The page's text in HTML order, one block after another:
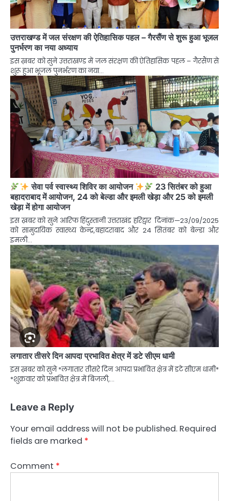
उत्तराखण्ड में जल संरक्षण की ऐतिहासिक पहल – गैरसैंण से शुरू हुआ भूजल
पुनर्भरण का नया अध्याय
इस ख़बर को सुने उत्तराखण्ड में जल संरक्षण की ऐतिहासिक पहल – गैरसैंण से
शुरू हुआ भूजल पुनर्भरण का नया…
सेवा पर्व स्वास्थ्य शिविर का आयोजन
23 सितंबर को हुआ
बहादराबाद में आयोजन, 24 को बेल्डा और इमली खेड़ा और 25 को इमली
खेड़ा में होगा आयोजन
इस ख़बर को सुने आरिफ हिंदुस्तानी उत्तराखंड हरिद्वार दिनांक—23/09/2025
को सामुदायिक स्वास्थ्य केन्द्र,बहादराबाद और 24 सितंबर को बेल्डा और
इमली…
लगातार तीसरे दिन आपदा प्रभावित क्षेत्र में डटे सीएम धामी
इस ख़बर को सुने *लगातार तीसरे दिन आपदा प्रभावित क्षेत्र में डटे सीएम धामी*
*शुक्रवार को प्रभावित क्षेत्र में बिजली,…
Leave a Reply
Your email address will not be published. Required
fields are marked *
Comment *